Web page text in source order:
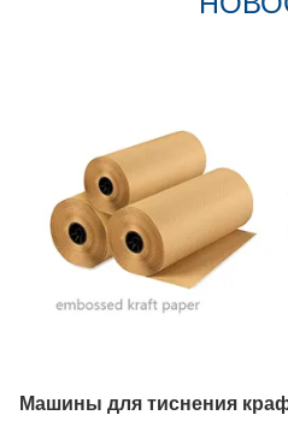
Машины для тиснения